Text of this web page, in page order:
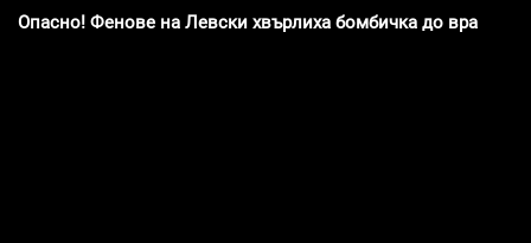
Опасно! Фенове на Левски хвърлиха бомбичка до вратаря